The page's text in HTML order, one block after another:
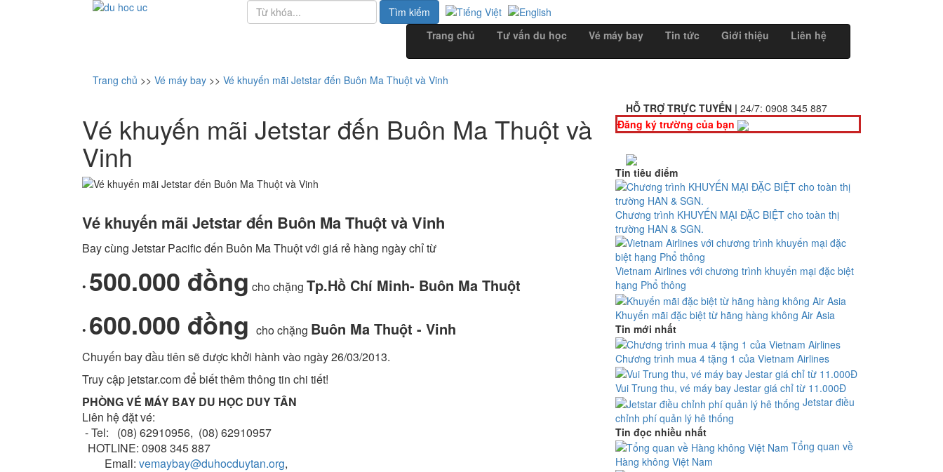
Trang chủ Tư vấn du học Vé máy bay Tin tức Giới thiệu Liên hệ
Trang chủ >> Vé máy bay >> Vé khuyến mãi Jetstar đến Buôn Ma Thuột và Vinh
Vé khuyến mãi Jetstar đến Buôn Ma Thuột và
Vinh
Vé khuyến mãi Jetstar đến Buôn Ma Thuột và Vinh
Bay cùng Jetstar Pacific đến Buôn Ma Thuột với giá rẻ hàng ngày chỉ từ
• 500.000 đồng cho chặng Tp.Hồ Chí Minh- Buôn Ma Thuột
• 600.000 đồng cho chặng Buôn Ma Thuột - Vinh
Chuyến bay đầu tiên sẽ được khởi hành vào ngày 26/03/2013.
Truy cập jetstar.com để biết thêm thông tin chi tiết!
PHÒNG VÉ MÁY BAY DU HỌC DUY TÂN
Liên hệ đặt vé:
- Tel: (08) 62910956, (08) 62910957
HOTLINE: 0908 345 887
Email: vemaybay@duhocduytan.org,
HỖ TRỢ TRỰC TUYẾN | 24/7: 0908 345 887
Đăng ký trường của bạn
Tin tiêu điểm
Chương trình KHUYẾN MẠI ĐẶC BIỆT cho toàn thị
trường HAN & SGN.
Vietnam Airlines với chương trình khuyến mại đặc biệt
hạng Phổ thông
Khuyến mãi đặc biệt từ hãng hàng không Air Asia
Tin mới nhất
Chương trình mua 4 tặng 1 của Vietnam Airlines
Vui Trung thu, vé máy bay Jestar giá chỉ từ 11.000Đ
Jetstar điều
chỉnh phí quản lý hê thống
Tin đọc nhiều nhất
Tổng quan về
Hàng không Việt Nam